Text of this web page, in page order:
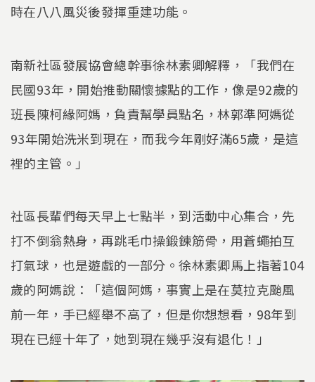
時在八八風災後發揮重建功能。
南新社區發展協會總幹事徐林素卿解釋，「我們在
民國93年，開始推動關懷據點的工作，像是92歲的
班長陳柯緣阿媽，負責幫學員點名，林郭準阿媽從
93年開始洗米到現在，而我今年剛好滿65歲，是這
裡的主管。」
社區長輩們每天早上七點半，到活動中心集合，先
打不倒翁熱身，再跳毛巾操鍛鍊筋骨，用蒼蠅拍互
打氣球，也是遊戲的一部分。徐林素卿馬上指著104
歲的阿媽說：「這個阿媽，事實上是在莫拉克颱風
前一年，手已經舉不高了，但是你想想看，98年到
現在已經十年了，她到現在幾乎沒有退化！」